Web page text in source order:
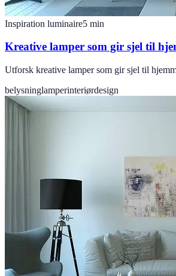
Inspiration luminaire5 min
Kreative lamper som gir sjel til
Utforsk kreative lamper som gir sjel til
belysninglamperinteriørdesign